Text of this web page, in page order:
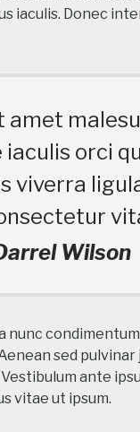
iaculis. Donec
orci
viverra
Wilson
nunc
sed
ante
vitae ut ipsum.